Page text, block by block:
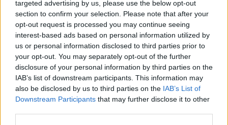
targeted advertising by us, please use the below opt-out
section to confirm your selection. Please note that after your
opt-out request is processed you may continue seeing
interest-based ads based on personal information utilized by
us or personal information disclosed to third parties prior to
your opt-out. You may separately opt-out of the further
disclosure of your personal information by third parties on the
IAB’s list of downstream participants. This information may
also be disclosed by us to third parties on the IAB’s List of
Downstream Participants that may further disclose it to other
24/7/19
*Kirki*
Forum Moderator
Team Farmerama GR
Γεια χαραντάν αγρότες και αγρότισσες.
Το πρόβλημα έχει διορθωθεί.